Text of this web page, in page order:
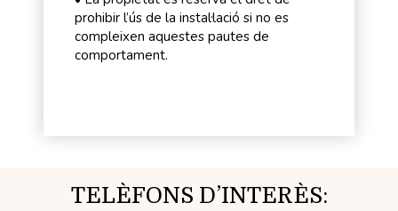
prohibir l’ús de la instal·lació si no es
compleixen aquestes pautes de
comportament.
TELÈFONS D’INTERÈS: